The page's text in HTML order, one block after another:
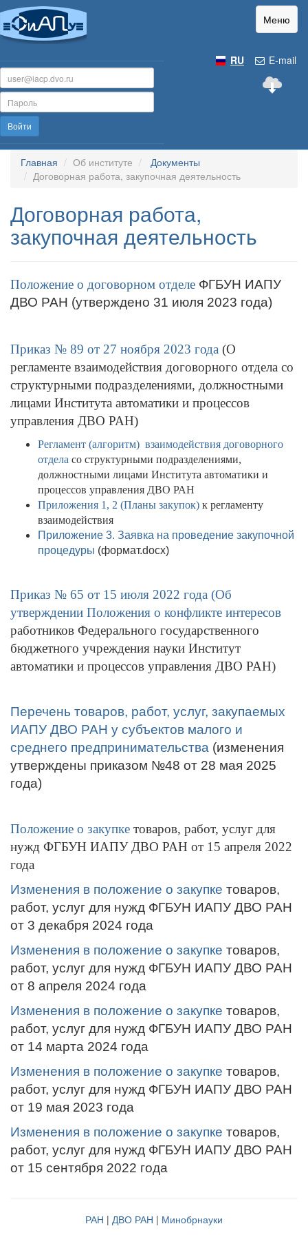
Меню
E-mail
RU
Войти
Главная Об институте
Документы
Договорная работа, закупочная деятельность
Договорная работа,
закупочная деятельность
Положение о договорном отделе ФГБУН ИАПУ
ДВО РАН (утверждено 31 июля 2023 года)
Приказ № 89 от 27 ноября 2023 года (О
регламенте взаимодействия договорного отдела со
структурными подразделениями, должностными
лицами Института автоматики и процессов
управления ДВО РАН)
Регламент (алгоритм) взаимодействия договорного
отдела со структурными подразделениями,
должностными лицами Института автоматики и
процессов управления ДВО РАН
Приложения 1, 2 (Планы закупок) к регламенту
взаимодействия
Приложение 3. Заявка на проведение закупочной
процедуры (формат.docx)
Приказ № 65 от 15 июля 2022 года (Об
утверждении Положения о конфликте интересов
работников Федерального государственного
бюджетного учреждения науки Институт
автоматики и процессов управления ДВО РАН)
Перечень товаров, работ, услуг, закупаемых
ИАПУ ДВО РАН у субъектов малого и
среднего предпринимательства (изменения
утверждены приказом №48 от 28 мая 2025
года)
Положение о закупке товаров, работ, услуг для
нужд ФГБУН ИАПУ ДВО РАН от 15 апреля 2022
года
Изменения в положение о закупке товаров,
работ, услуг для нужд ФГБУН ИАПУ ДВО РАН
от 3 декабря 2024 года
Изменения в положение о закупке товаров,
работ, услуг для нужд ФГБУН ИАПУ ДВО РАН
от 8 апреля 2024 года
Изменения в положение о закупке товаров,
работ, услуг для нужд ФГБУН ИАПУ ДВО РАН
от 14 марта 2024 года
Изменения в положение о закупке товаров,
работ, услуг для нужд ФГБУН ИАПУ ДВО РАН
от 19 мая 2023 года
Изменения в положение о закупке товаров,
работ, услуг для нужд ФГБУН ИАПУ ДВО РАН
от 15 сентября 2022 года
РАН | ДВО РАН | Минобрнауки